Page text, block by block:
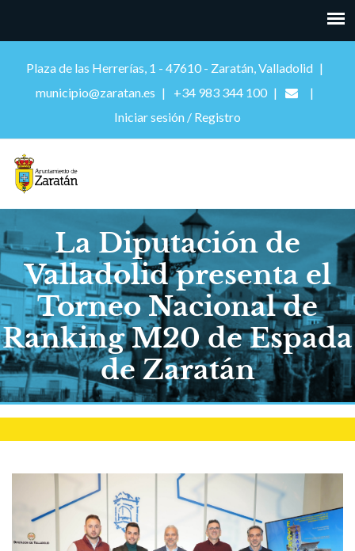
Plaza de las Herrerías, 1 - 47610 - Zaratán, Valladolid
municipio@zaratan.es
+34 983 344 100
Iniciar sesión / Registro
La Diputación de
Valladolid presenta el
Torneo Nacional de
Ranking M20 de Espada
de Zaratán